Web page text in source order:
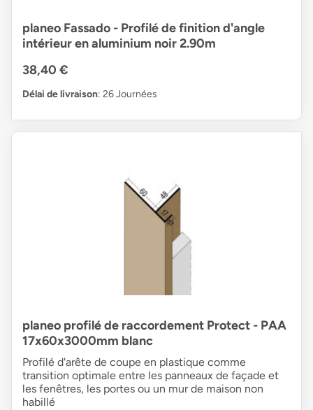
planeo Fassado - Profilé de finition d'angle
intérieur en aluminium noir 2.90m
38,40 €
Délai de livraison: 26 Journées
planeo profilé de raccordement Protect - PAA
17x60x3000mm blanc
Profilé d'arête de coupe en plastique comme
transition optimale entre les panneaux de façade et
les fenêtres, les portes ou un mur de maison non
habillé